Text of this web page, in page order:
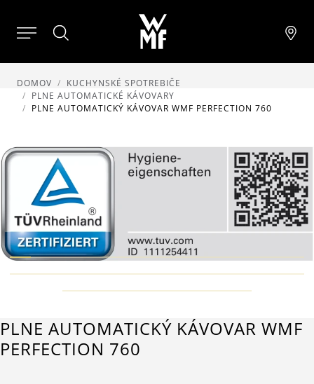
DOMOV
KUCHYNSKÉ SPOTREBIČE
PLNE AUTOMATICKÉ KÁVOVARY
PLNE AUTOMATICKÝ KÁVOVAR WMF PERFECTION 760
PLNE AUTOMATICKÝ KÁVOVAR WMF
PERFECTION 760